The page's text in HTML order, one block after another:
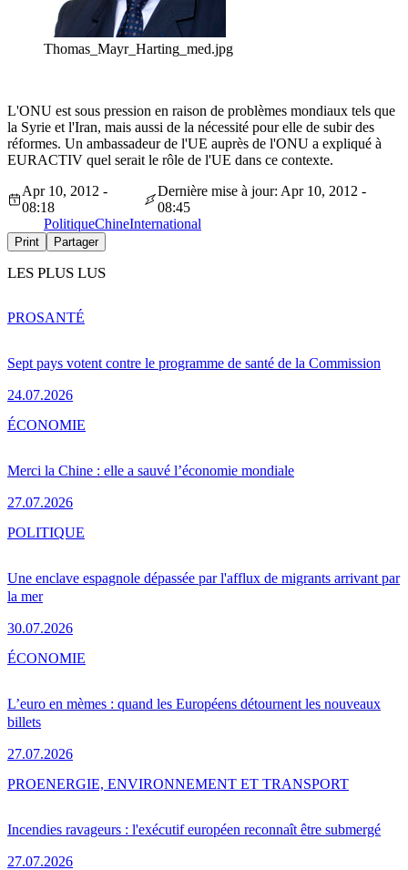
Thomas_Mayr_Harting_med.jpg
L'ONU est sous pression en raison de problèmes mondiaux tels que
la Syrie et l'Iran, mais aussi de la nécessité pour elle de subir des
réformes. Un ambassadeur de l'UE auprès de l'ONU a expliqué à
EURACTIV quel serait le rôle de l'UE dans ce contexte.
Apr 10, 2012 -
08:18
Dernière mise à jour: Apr 10, 2012 -
08:45
PolitiqueChineInternational
Print Partager
LES PLUS LUS
Sept pays votent contre le programme de santé de la Commission
24.07.2026
PROSANTÉ
Merci la Chine : elle a sauvé l’économie mondiale
27.07.2026
ÉCONOMIE
Une enclave espagnole dépassée par l'afflux de migrants arrivant par
la mer
30.07.2026
POLITIQUE
L’euro en mèmes : quand les Européens détournent les nouveaux
billets
27.07.2026
ÉCONOMIE
Incendies ravageurs : l'exécutif européen reconnaît être submergé
27.07.2026
PROENERGIE, ENVIRONNEMENT ET TRANSPORT